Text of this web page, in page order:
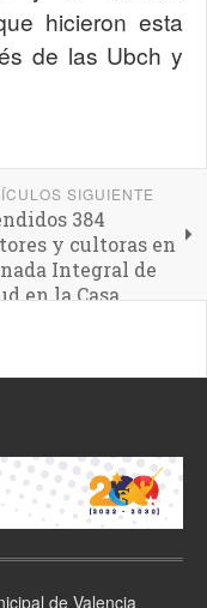
hicieron esta
de las Ubch y
SIGUIENTE
384
y cultoras en
Integral de
en la Casa
de Valencia